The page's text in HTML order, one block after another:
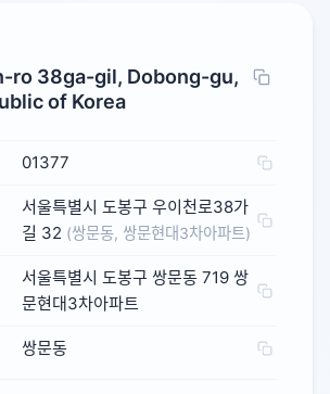
ro 38ga-gil, Dobong-gu,
of Korea
01377
서울특별시 도봉구 우이천로38가
길 32 (쌍문동, 쌍문현대3차아파트)
서울특별시 도봉구 쌍문동 719 쌍
문현대3차아파트
쌍문동